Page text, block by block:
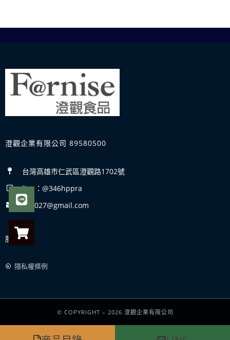
澄觀企業有限公司 89580500
台灣高雄市仁武區澄觀路1702號
line：@346hppra
uz1027@gmail.com
服務
隱私權條例
© COPYRIGHT – 2026 澄觀企業有限公司